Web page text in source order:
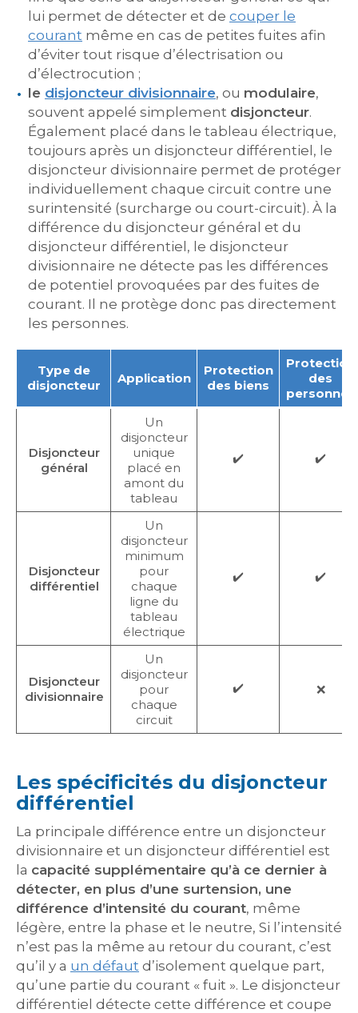
lui permet de détecter et de couper le
courant même en cas de petites fuites afin
d’éviter tout risque d’électrisation ou
d’électrocution ;
le disjoncteur divisionnaire, ou modulaire,
souvent appelé simplement disjoncteur.
Également placé dans le tableau électrique,
toujours après un disjoncteur différentiel, le
disjoncteur divisionnaire permet de protéger
individuellement chaque circuit contre une
surintensité (surcharge ou court-circuit). À la
différence du disjoncteur général et du
disjoncteur différentiel, le disjoncteur
divisionnaire ne détecte pas les différences
de potentiel provoquées par des fuites de
courant. Il ne protège donc pas directement
les personnes.
Type de
disjoncteur
Application
Protection
des biens
Protection
des
personnes
Disjoncteur
général
Un
disjoncteur
unique
placé en
amont du
tableau
✔️ ✔️
Disjoncteur
différentiel
Un
disjoncteur
minimum
pour
chaque
ligne du
tableau
électrique
✔️ ✔️
Disjoncteur
divisionnaire
Un
disjoncteur
pour
chaque
circuit
✔️ ❌
Les spécificités du disjoncteur
différentiel
La principale différence entre un disjoncteur
divisionnaire et un disjoncteur différentiel est
la capacité supplémentaire qu’à ce dernier à
détecter, en plus d’une surtension, une
différence d’intensité du courant, même
légère, entre la phase et le neutre, Si l’intensité
n’est pas la même au retour du courant, c’est
qu’il y a un défaut d’isolement quelque part,
qu’une partie du courant « fuit ». Le disjoncteur
différentiel détecte cette différence et coupe